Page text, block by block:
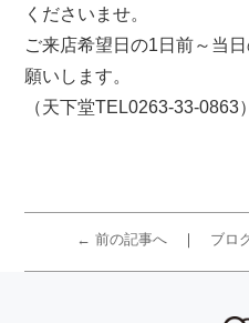
くださいませ。
ご来店希望日の1日前～当
願いします。
（天下堂TEL0263-33-0863）
← 前の記事へ ブロ